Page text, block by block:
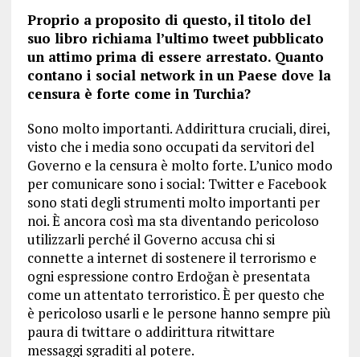
Proprio a proposito di questo, il titolo del
suo libro richiama l’ultimo tweet pubblicato
un attimo prima di essere arrestato. Quanto
contano i social network in un Paese dove la
censura è forte come in Turchia?
Sono molto importanti. Addirittura cruciali, direi,
visto che i media sono occupati da servitori del
Governo e la censura è molto forte. L’unico modo
per comunicare sono i social: Twitter e Facebook
sono stati degli strumenti molto importanti per
noi. È ancora così ma sta diventando pericoloso
utilizzarli perché il Governo accusa chi si
connette a internet di sostenere il terrorismo e
ogni espressione contro Erdoğan è presentata
come un attentato terroristico. È per questo che
è pericoloso usarli e le persone hanno sempre più
paura di twittare o addirittura ritwittare
messaggi sgraditi al potere.